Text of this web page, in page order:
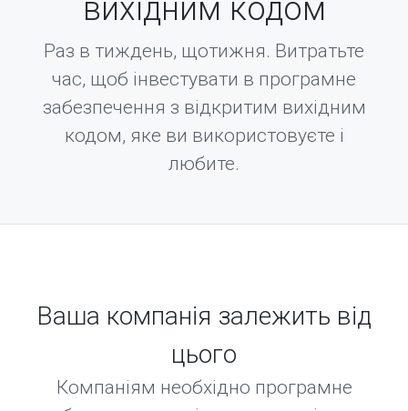
вихідним кодом
Раз в тиждень, щотижня. Витратьте
час, щоб інвестувати в програмне
забезпечення з відкритим вихідним
кодом, яке ви використовуєте і
любите.
Ваша компанія залежить від
цього
Компаніям необхідно програмне